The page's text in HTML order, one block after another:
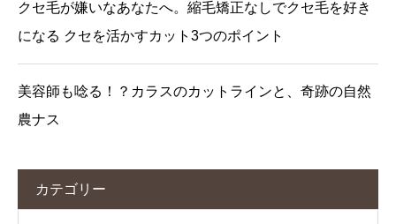
クセ毛が嫌いなあなたへ。縮毛矯正なしでクセ毛を好き
になる クセを活かすカット3つのポイント
美容師も唸る！？カラスのカットラインと、奇跡の自然
農ナス
カテゴリー